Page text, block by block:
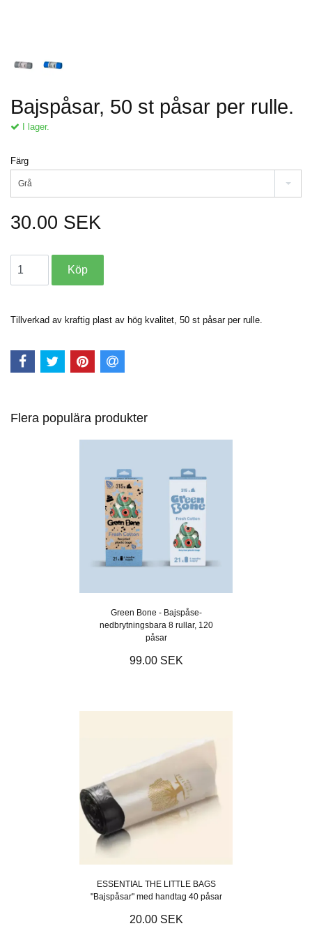
Bajspåsar, 50 st påsar per rulle.
I lager.
Färg
Grå
30.00 SEK
Tillverkad av kraftig plast av hög kvalitet, 50 st påsar per rulle.
Flera populära produkter
Green Bone - Bajspåse-
nedbrytningsbara 8 rullar, 120
påsar
99.00 SEK
ESSENTIAL THE LITTLE BAGS
"Bajspåsar" med handtag 40 påsar
20.00 SEK